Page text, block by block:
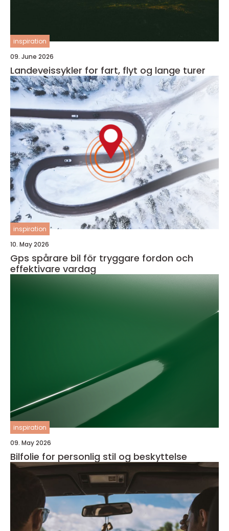
inspiration
09. June 2026
Landeveissykler for fart, flyt og lange turer
inspiration
10. May 2026
Gps spårare bil för tryggare fordon och
effektivare vardag
inspiration
09. May 2026
Bilfolie for personlig stil og beskyttelse